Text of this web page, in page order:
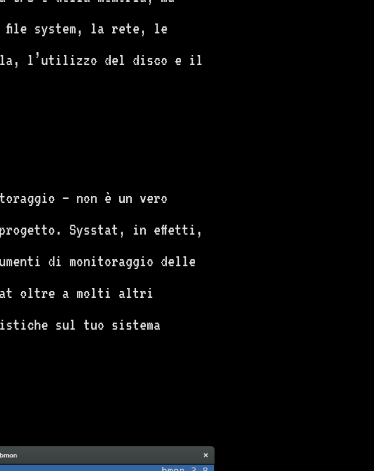
file system, la rete, le
l’utilizzo del disco e il
– non è un vero
Sysstat, in effetti,
di monitoraggio delle
oltre a molti altri
sul tuo sistema